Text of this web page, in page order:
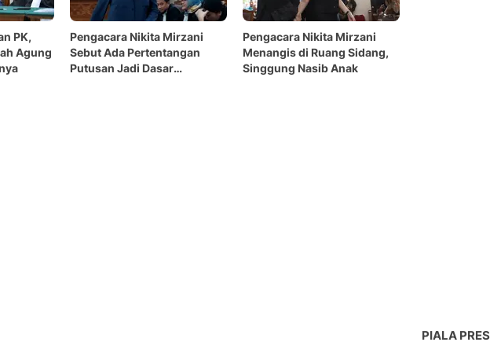
PK,
Agung
Pengacara Nikita Mirzani
Sebut Ada Pertentangan
Putusan Jadi Dasar
Pengacara Nikita Mirzani
Menangis di Ruang Sidang,
Singgung Nasib Anak
PIALA